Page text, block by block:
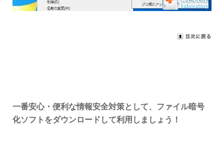
一番安心・便利な情報安全対策として、ファイル暗号
化ソフトをダウンロードして利用しましょう！